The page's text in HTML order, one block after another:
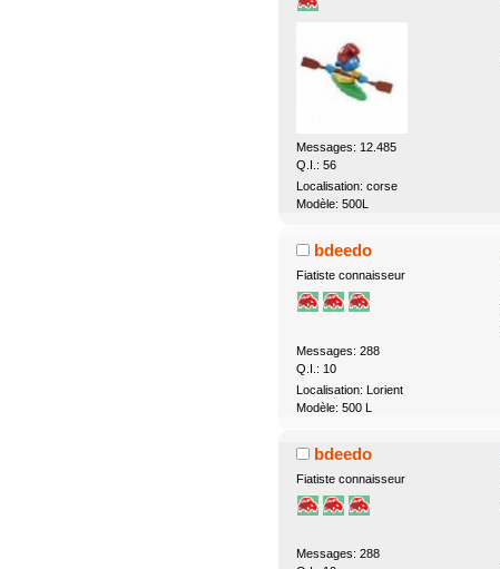
Messages: 12.485
Q.I.: 56
Localisation: corse
Modèle: 500L
bdeedo
Fiatiste connaisseur
Messages: 288
Q.I.: 10
Localisation: Lorient
Modèle: 500 L
bdeedo
Fiatiste connaisseur
Messages: 288